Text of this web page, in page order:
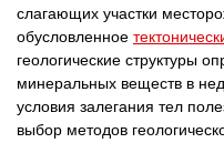
слагающих участки
обусловленное
геологические структуры
минеральных веществ в
условия залегания тел
выбор методов